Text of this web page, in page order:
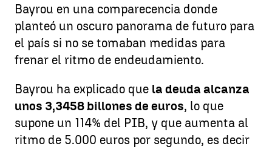
Bayrou en una comparecencia donde
planteó un oscuro panorama de futuro para
el país si no se tomaban medidas para
frenar el ritmo de endeudamiento.
Bayrou ha explicado que la deuda alcanza
unos 3,3458 billones de euros, lo que
supone un 114% del PIB, y que aumenta al
ritmo de 5.000 euros por segundo, es decir